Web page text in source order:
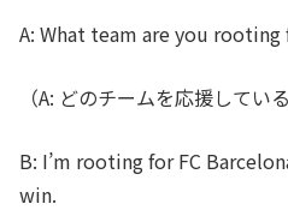
A: What team are you rooting
（A: どのチームを応援してい
B: I’m rooting for FC
win.